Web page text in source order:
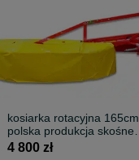
kosiarka rotacyjna 165cm
polska produkcja skośne
zęby cicha przkladnia
4 800 zł